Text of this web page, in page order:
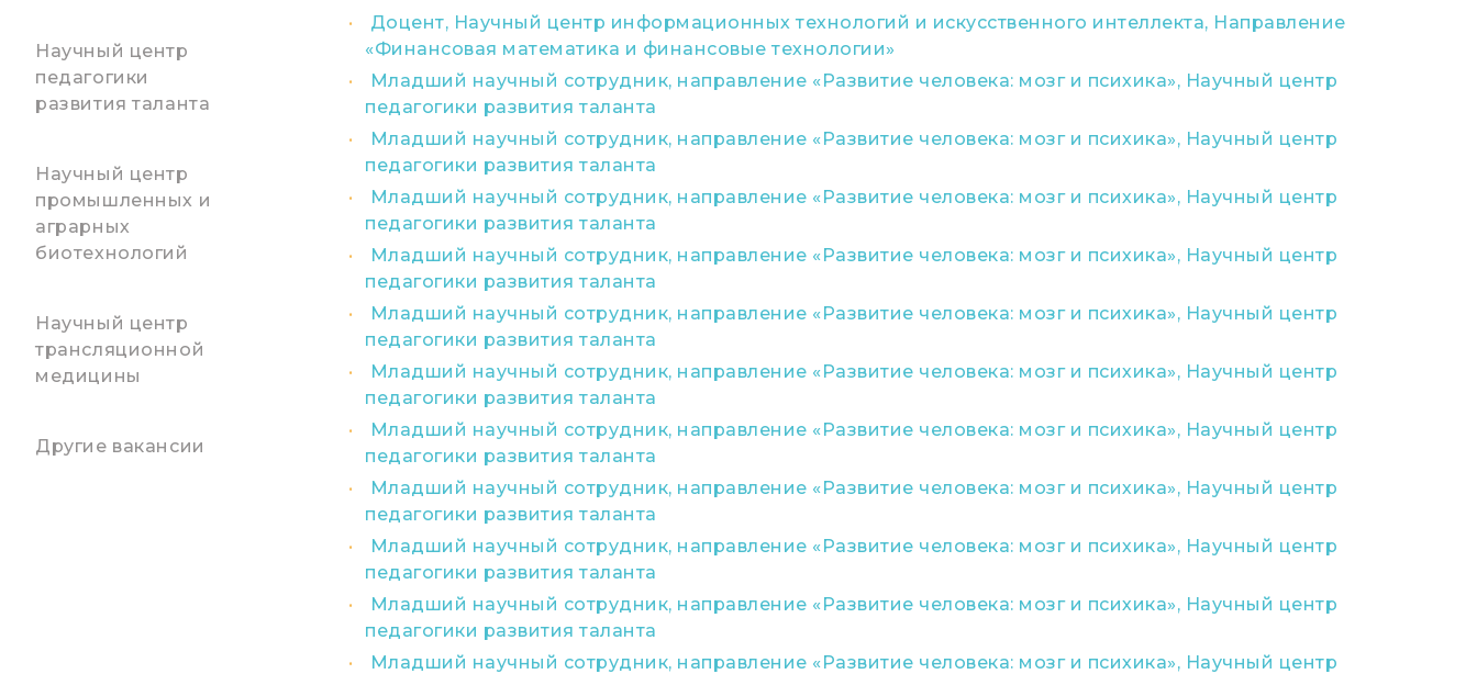
Научный центр
педагогики
развития таланта
Научный центр
промышленных и
аграрных
биотехнологий
Научный центр
трансляционной
медицины
Другие вакансии
Доцент, Научный центр информационных технологий и искусственного интеллекта, Направление
«Финансовая математика и финансовые технологии»
Младший научный сотрудник, направление «Развитие человека: мозг и психика», Научный центр
педагогики развития таланта
Младший научный сотрудник, направление «Развитие человека: мозг и психика», Научный центр
педагогики развития таланта
Младший научный сотрудник, направление «Развитие человека: мозг и психика», Научный центр
педагогики развития таланта
Младший научный сотрудник, направление «Развитие человека: мозг и психика», Научный центр
педагогики развития таланта
Младший научный сотрудник, направление «Развитие человека: мозг и психика», Научный центр
педагогики развития таланта
Младший научный сотрудник, направление «Развитие человека: мозг и психика», Научный центр
педагогики развития таланта
Младший научный сотрудник, направление «Развитие человека: мозг и психика», Научный центр
педагогики развития таланта
Младший научный сотрудник, направление «Развитие человека: мозг и психика», Научный центр
педагогики развития таланта
Младший научный сотрудник, направление «Развитие человека: мозг и психика», Научный центр
педагогики развития таланта
Младший научный сотрудник, направление «Развитие человека: мозг и психика», Научный центр
педагогики развития таланта
Младший научный сотрудник, направление «Развитие человека: мозг и психика», Научный центр